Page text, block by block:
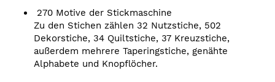
270 Motive der Stickmaschine
Zu den Stichen zählen 32 Nutzstiche, 502
Dekorstiche, 34 Quiltstiche, 37 Kreuzstiche,
außerdem mehrere Taperingstiche, genähte
Alphabete und Knopflöcher.